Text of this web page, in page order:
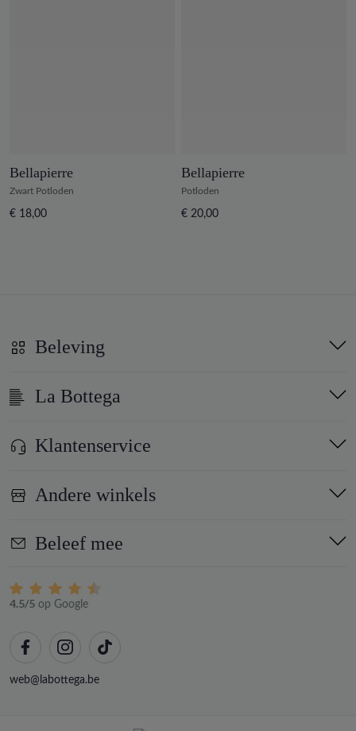
Bellapierre
Zwart Potloden
€ 18,00
Bellapierre
Potloden
€ 20,00
Beleving
La Bottega
Klantenservice
Andere winkels
Beleef mee
4.5/5 op Google
web@labottega.be